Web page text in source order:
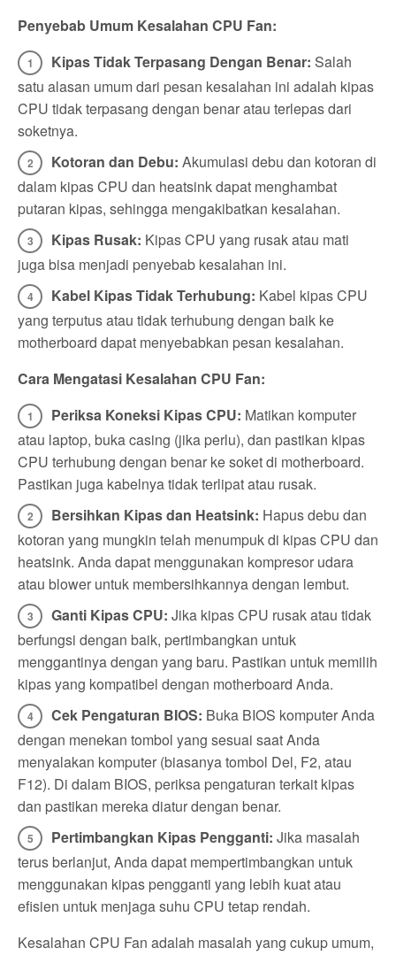
Penyebab Umum Kesalahan CPU Fan:
Kipas Tidak Terpasang Dengan Benar: Salah
satu alasan umum dari pesan kesalahan ini adalah kipas
CPU tidak terpasang dengan benar atau terlepas dari
soketnya.
Kotoran dan Debu: Akumulasi debu dan kotoran di
dalam kipas CPU dan heatsink dapat menghambat
putaran kipas, sehingga mengakibatkan kesalahan.
Kipas Rusak: Kipas CPU yang rusak atau mati
juga bisa menjadi penyebab kesalahan ini.
Kabel Kipas Tidak Terhubung: Kabel kipas CPU
yang terputus atau tidak terhubung dengan baik ke
motherboard dapat menyebabkan pesan kesalahan.
Cara Mengatasi Kesalahan CPU Fan:
Periksa Koneksi Kipas CPU: Matikan komputer
atau laptop, buka casing (jika perlu), dan pastikan kipas
CPU terhubung dengan benar ke soket di motherboard.
Pastikan juga kabelnya tidak terlipat atau rusak.
Bersihkan Kipas dan Heatsink: Hapus debu dan
kotoran yang mungkin telah menumpuk di kipas CPU dan
heatsink. Anda dapat menggunakan kompresor udara
atau blower untuk membersihkannya dengan lembut.
Ganti Kipas CPU: Jika kipas CPU rusak atau tidak
berfungsi dengan baik, pertimbangkan untuk
menggantinya dengan yang baru. Pastikan untuk memilih
kipas yang kompatibel dengan motherboard Anda.
Cek Pengaturan BIOS: Buka BIOS komputer Anda
dengan menekan tombol yang sesuai saat Anda
menyalakan komputer (biasanya tombol Del, F2, atau
F12). Di dalam BIOS, periksa pengaturan terkait kipas
dan pastikan mereka diatur dengan benar.
Pertimbangkan Kipas Pengganti: Jika masalah
terus berlanjut, Anda dapat mempertimbangkan untuk
menggunakan kipas pengganti yang lebih kuat atau
efisien untuk menjaga suhu CPU tetap rendah.
Kesalahan CPU Fan adalah masalah yang cukup umum,